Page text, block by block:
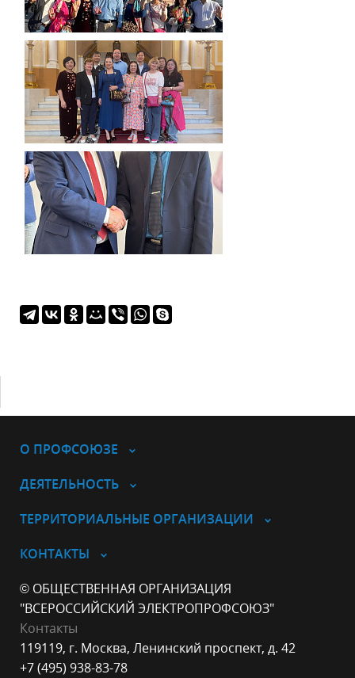
О ПРОФСОЮЗЕ
ДЕЯТЕЛЬНОСТЬ
ТЕРРИТОРИАЛЬНЫЕ ОРГАНИЗАЦИИ
КОНТАКТЫ
© ОБЩЕСТВЕННАЯ ОРГАНИЗАЦИЯ
"ВСЕРОССИЙСКИЙ ЭЛЕКТРОПРОФСОЮЗ"
Контакты
119119, г. Москва, Ленинский проспект, д. 42
+7 (495) 938-83-78